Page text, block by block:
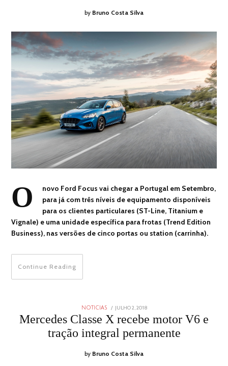
by Bruno Costa Silva
O
novo Ford Focus vai chegar a Portugal em Setembro,
para já com três níveis de equipamento disponíveis
para os clientes particulares (ST-Line, Titanium e
Vignale) e uma unidade específica para frotas (Trend Edition
Business), nas versões de cinco portas ou station (carrinha).
Continue Reading
NOTICIAS
POSTED
JULHO 2, 2018
2018
Mercedes Classe X recebe motor V6 e
tração integral permanente
by Bruno Costa Silva